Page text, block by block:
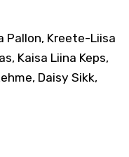
Pallon, Kreete-Liisa
Kaisa Liina Keps,
Daisy Sikk,